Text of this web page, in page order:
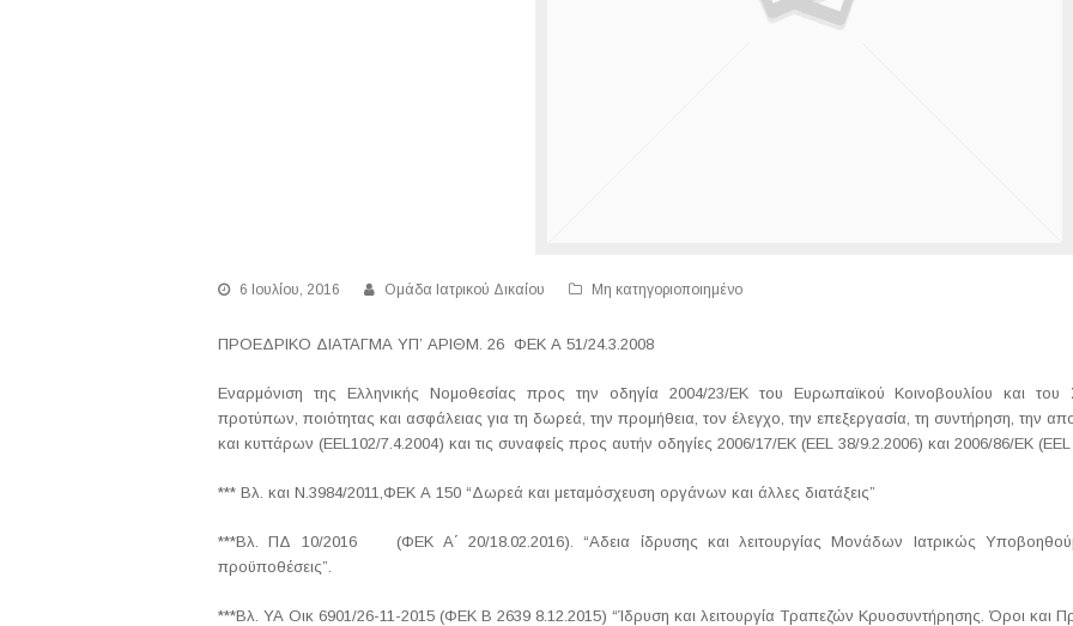
6 Ιουλίου, 2016 Ομάδα Ιατρικού Δικαίου Μη κατηγοριοποιημένο
ΠΡΟΕΔΡΙΚΟ ΔΙΑΤΑΓΜΑ ΥΠ’ ΑΡΙΘΜ. 26 ΦΕΚ Α 51/24.3.2008
Εναρμόνιση της Ελληνικής Νομοθεσίας προς την οδηγία 2004/23/ΕΚ του Ευρωπαϊκού Κοινοβουλίου και του
προτύπων, ποιότητας και ασφάλειας για τη δωρεά, την προμήθεια, τον έλεγχο, την επεξεργασία, τη συντήρηση, την
και κυττάρων (EEL102/7.4.2004) και τις συναφείς προς αυτήν οδηγίες 2006/17/ΕΚ (EEL 38/9.2.2006) και 2006/86/ΕΚ
*** Βλ. και Ν.3984/2011,ΦΕΚ Α 150 “Δωρεά και μεταμόσχευση οργάνων και άλλες διατάξεις”
***Βλ. ΠΔ 10/2016 (ΦΕΚ Α΄ 20/18.02.2016). “Αδεια ίδρυσης και λειτουργίας Μονάδων Ιατρικώς
προϋποθέσεις”.
***Βλ. ΥΑ Oικ 6901/26-11-2015 (ΦΕΚ Β 2639 8.12.2015) “Ίδρυση και λειτουργία Τραπεζών Κρυοσυντήρησης. Όροι και